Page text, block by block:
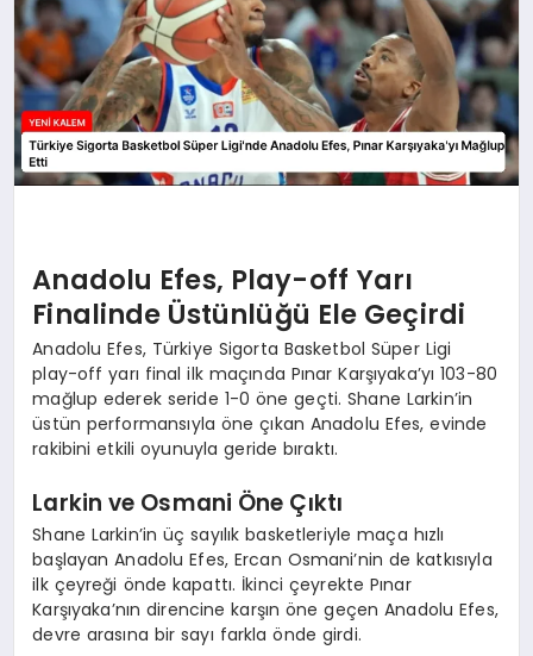
Anadolu Efes, Play-off Yarı
Finalinde Üstünlüğü Ele Geçirdi
Anadolu Efes, Türkiye Sigorta Basketbol Süper Ligi
play-off yarı final ilk maçında Pınar Karşıyaka’yı 103-80
mağlup ederek seride 1-0 öne geçti. Shane Larkin’in
üstün performansıyla öne çıkan Anadolu Efes, evinde
rakibini etkili oyunuyla geride bıraktı.
Larkin ve Osmani Öne Çıktı
Shane Larkin’in üç sayılık basketleriyle maça hızlı
başlayan Anadolu Efes, Ercan Osmani’nin de katkısıyla
ilk çeyreği önde kapattı. İkinci çeyrekte Pınar
Karşıyaka’nın direncine karşın öne geçen Anadolu Efes,
devre arasına bir sayı farkla önde girdi.